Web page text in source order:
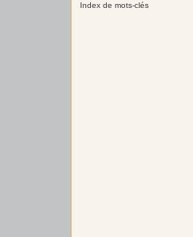
Index de mots-clés